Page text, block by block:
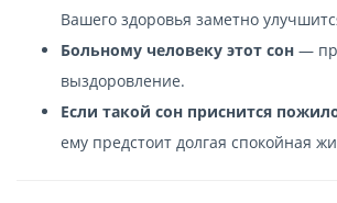
Вашего здоровья заметно
Больному человеку этот сон —
выздоровление.
Если такой сон приснится
ему предстоит долгая спокойная